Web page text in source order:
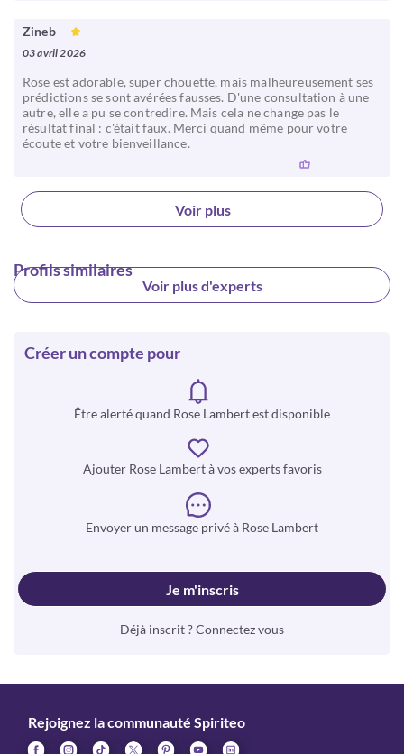
Zineb
03 avril 2026
Rose est adorable, super chouette, mais malheureusement ses
prédictions se sont avérées fausses. D'une consultation à une
autre, elle a pu se contredire. Mais cela ne change pas le
résultat final : c'était faux. Merci quand même pour votre
écoute et votre bienveillance.
Voir plus
Profils similaires
Voir plus d'experts
Créer un compte pour
Être alerté quand Rose Lambert est disponible
Ajouter Rose Lambert à vos experts favoris
Envoyer un message privé à Rose Lambert
Je m'inscris
Déjà inscrit ? Connectez vous
Rejoignez la communauté Spiriteo